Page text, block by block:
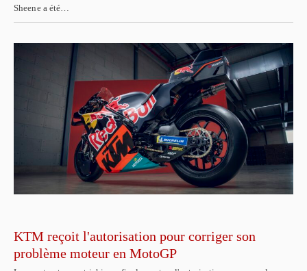
Sheene a été…
KTM reçoit l'autorisation pour corriger son
problème moteur en MotoGP